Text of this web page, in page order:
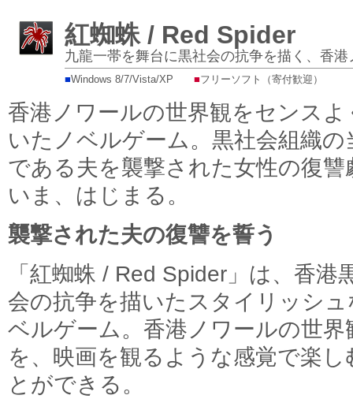
紅蜘蛛 / Red Spider
九龍一帯を舞台に黒社会の抗争を描く、香
■Windows 8/7/Vista/XP ■フリーソフト（寄付歓迎）
香港ノワールの世界観をセンスよ
いたノベルゲーム。黒社会組織の
である夫を襲撃された女性の復讐
いま、はじまる。
襲撃された夫の復讐を誓う
「紅蜘蛛 / Red Spider」は、香港
会の抗争を描いたスタイリッシ
ベルゲーム。香港ノワールの世界
を、映画を観るような感覚で楽し
とができる。